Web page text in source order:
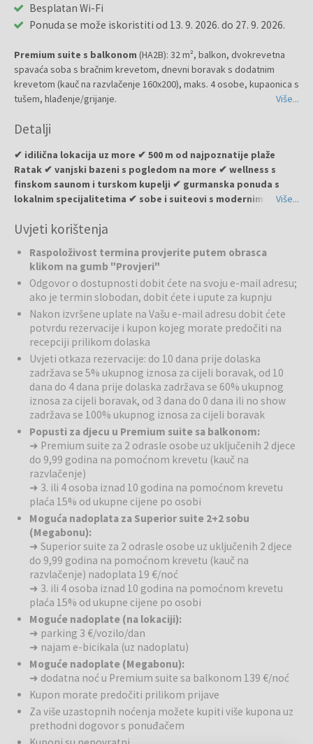
Besplatan Wi-Fi
Ponuda se može iskoristiti od 13. 9. 2026. do 27. 9. 2026.
Premium suite s balkonom (HA2B): 32 m², balkon, dvokrevetna
spavaća soba s bračnim krevetom, dnevni boravak s dodatnim
krevetom (kauč na razvlačenje 160x200), maks. 4 osobe, kupaonica s
tušem, hlađenje/grijanje.
Superior suite s balkonom, pogled na more
krevetom, dnevni boravak s dodatnim krevetom (kauč na
razvlačenje 160x200).
Više...
Detalji
✔ idilična lokacija uz more ✔ 500 m od najpoznatije plaže
Ratak ✔ vanjski bazeni s pogledom na more ✔ wellness s
finskom saunom i turskom kupelji ✔ gurmanska ponuda s
lokalnim specijalitetima ✔ sobe i suiteovi s modernim
minuta opuštene šetnje od kristalno čistog mora, i združuje luksuz
modernog hotela s autentičnim šarmom Jadrana. Elegantne sobe i
prostrani suiteovi nude potpuni komfor, dok vrhunska gurmanska
ponuda i pažljivo osmišljeni wellness rituali obogaćuju svaki dan
boravka. Zbog kombinacije modernog dizajna, prekrasne prirode i
besprijekornih usluga, hotel je idealno polazište za istraživanje
otoka, ali i savršeno mjesto za cjeloviti odmor bez žurbe. Pozivamo
vas da doživite Jadran, onako kako ste ga uvijek zamišljali – u
harmoniji luksuza i prirode.
Bazeni i plaže: Tri vanjska bazena nude osvježenje i zabavu za sve
generacije, a prostrana terasa za sunčanje s ležaljkama i
suncobranima stvara idealan prostor za opuštanje. Le 500 metara od
hotela nalazi se znamenita plaža Ratak s plitkim morem, posebno
popularna među obiteljima s djecom. Za ležerno uživanje u
opuštenoj atmosferi, u baru uz bazen poslužit će vam razne koktele,
svježe istisnute sokove i lagane zalogaje.
Wellness: Za potpuni doživljaj opuštanja! Hotelski wellness centar
otvara prostor za potpunu regeneraciju i opuštanje. Finska sauna
oslobađa od svakodnevne napetosti, a turska kupelj njeguje kožu i
olakšava disanje. Masaže vraćaju energiju i harmoniju, a opuštajuća
atmosfera jamči kvalitetan wellness doživljaj koji ćete pamtiti.
Gastrononija : Autentični okusi i opuštena atmosfera. Prepustite se
tradicionalnim i modernim okusima, pripremljenim od svježih lokalnih
sastojaka u hotelskom restoranu, s bogatom ponudom à la carte
specijaliteta i pažljivo odabranim vegetarijanskim opcijama. Obrok
upotpunite vrhunskim vinima, a zatim se opustite u baru uz bazen s
osvježavajućim koktelom i zadivljujućim pogledom.
Rekreacija : Provedite aktivni odmor na Korčuli. U okolici vas čeka
raznolika ponuda sportskih aktivnosti. Istražite otok bicikliranjem
Više...
Uvjeti korištenja
Raspoloživost termina provjerite putem obrasca
klikom na gumb "Provjeri"
Odgovor o dostupnosti dobit ćete na svoju e-mail adresu;
ako je termin slobodan, dobit ćete i upute za kupnju
Nakon izvršene uplate na Vašu e-mail adresu dobit ćete
potvrdu rezervacije i kupon kojeg morate predočiti na
recepciji prilikom dolaska
Uvjeti otkaza rezervacije: do 10 dana prije dolaska
zadržava se 5% ukupnog iznosa za cijeli boravak, od 10
dana do 4 dana prije dolaska zadržava se 60% ukupnog
iznosa za cijeli boravak, od 3 dana do 0 dana ili no show
zadržava se 100% ukupnog iznosa za cijeli boravak
Popusti za djecu u Premium suite sa balkonom:
➜ Premium suite za 2 odrasle osobe uz uključenih 2 djece
do 9,99 godina na pomoćnom krevetu (kauč na
razvlačenje)
➜ 3. ili 4 osoba iznad 10 godina na pomoćnom krevetu
plaća 15% od ukupne cijene po osobi
Moguća nadoplata za Superior suite 2+2 sobu
(Megabonu):
➜ Superior suite za 2 odrasle osobe uz uključenih 2 djece
do 9,99 godina na pomoćnom krevetu (kauč na
razvlačenje) nadoplata 19 €/noć
➜ 3. ili 4 osoba iznad 10 godina na pomoćnom krevetu
plaća 15% od ukupne cijene po osobi
Moguće nadoplate (na lokaciji):
➜ parking 3 €/vozilo/dan
➜ najam e-bicikala (uz nadoplatu)
Moguće nadoplate (Megabonu):
➜ dodatna noć u Premium suite sa balkonom 139 €/noć
Kupon morate predočiti prilikom prijave
Za više uzastopnih noćenja možete kupiti više kupona uz
prethodni dogovor s ponuđačem